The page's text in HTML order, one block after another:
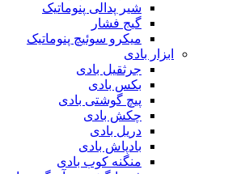
شیر پدالی پنوماتیک
گیج فشار
میکرو سوئیچ پنوماتیک
ابزار بادی
جرثقیل بادی
بکس بادی
پیچ گوشتی بادی
چکش بادی
دریل بادی
بادپاش بادی
منگنه کوب بادی